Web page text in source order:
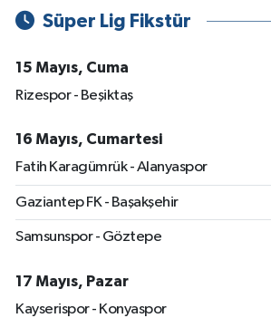
Süper Lig Fikstür
15 Mayıs, Cuma
Rizespor - Beşiktaş
16 Mayıs, Cumartesi
Fatih Karagümrük - Alanyaspor
Gaziantep FK - Başakşehir
Samsunspor - Göztepe
17 Mayıs, Pazar
Kayserispor - Konyaspor